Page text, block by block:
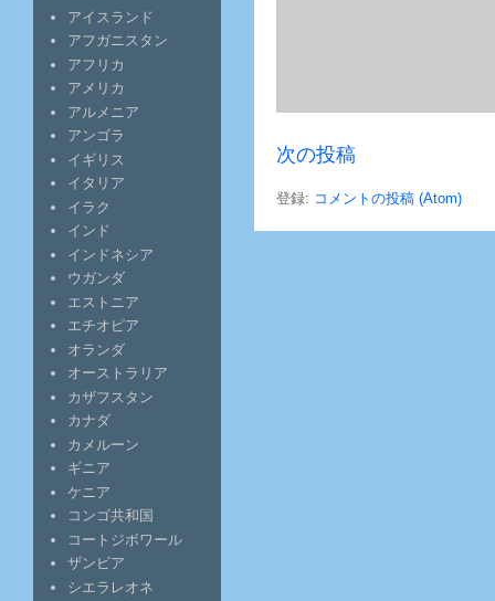
次の投稿
登録: コメントの投稿 (Atom)
アイスランド
アフガニスタン
アフリカ
アメリカ
アルメニア
アンゴラ
イギリス
イタリア
イラク
インド
インドネシア
ウガンダ
エストニア
エチオピア
オランダ
オーストラリア
カザフスタン
カナダ
カメルーン
ギニア
ケニア
コンゴ共和国
コートジボワール
ザンビア
シエラレオネ